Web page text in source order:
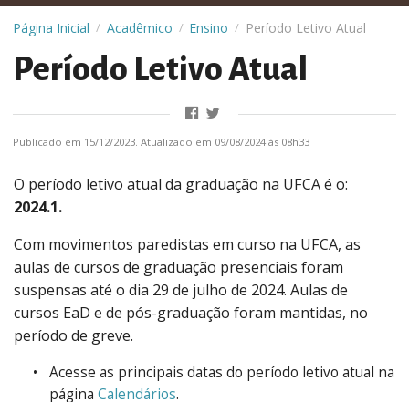
Página Inicial / Acadêmico / Ensino / Período Letivo Atual
Período Letivo Atual
Publicado em 15/12/2023. Atualizado em 09/08/2024 às 08h33
O período letivo atual da graduação na UFCA é o:
2024.1.
Com movimentos paredistas em curso na UFCA, as
aulas de cursos de graduação presenciais foram
suspensas até o dia 29 de julho de 2024. Aulas de
cursos EaD e de pós-graduação foram mantidas, no
período de greve.
Acesse as principais datas do período letivo atual na
página Calendários.